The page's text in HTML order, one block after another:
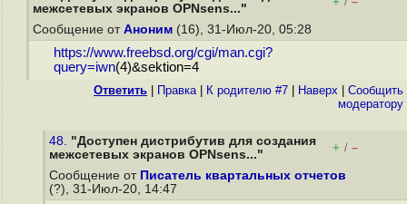
межсетевых экранов OPNsens..."
Сообщение от Аноним (16), 31-Июл-20, 05:28
https://www.freebsd.org/cgi/man.cgi?
query=iwn(4)&sektion=4
Ответить Правка| К родителю #7 Наверх
Cообщить
модератору
48. "Доступен дистрибутив для создания
межсетевых экранов OPNsens..."
+ / –
Сообщение от Писатель квартальных отчетов
(?), 31-Июл-20, 14:47